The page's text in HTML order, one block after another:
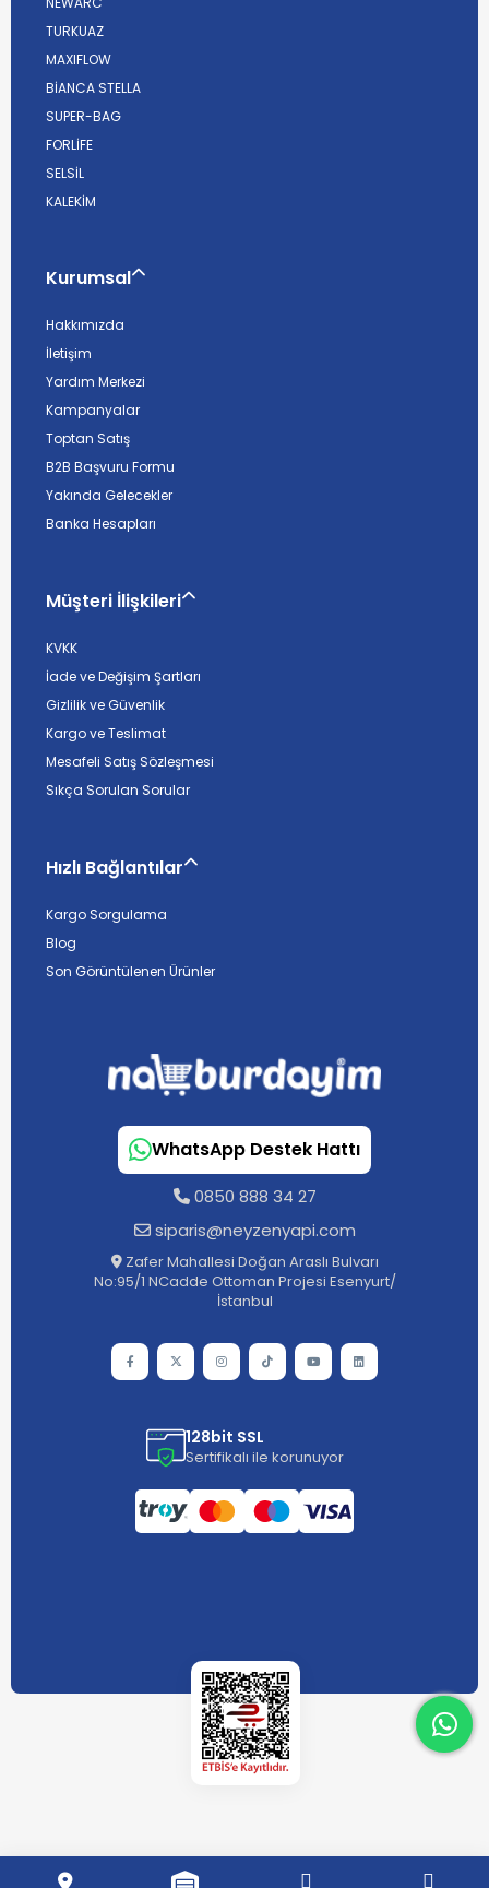
TURKUAZ
MAXIFLOW
BİANCA STELLA
SUPER-BAG
FORLİFE
SELSİL
KALEKİM
Kurumsal
Hakkımızda
İletişim
Yardım Merkezi
Kampanyalar
Toptan Satış
B2B Başvuru Formu
Yakında Gelecekler
Banka Hesapları
Müşteri İlişkileri
KVKK
İade ve Değişim Şartları
Gizlilik ve Güvenlik
Kargo ve Teslimat
Mesafeli Satış Sözleşmesi
Sıkça Sorulan Sorular
Hızlı Bağlantılar
Kargo Sorgulama
Blog
Son Görüntülenen Ürünler
WhatsApp Destek Hattı
0850 888 34 27
siparis@neyzenyapi.com
Zafer Mahallesi Doğan Araslı Bulvarı
No:95/1 NCadde Ottoman Projesi Esenyurt/
İstanbul
128bit SSL
Sertifikalı ile korunuyor